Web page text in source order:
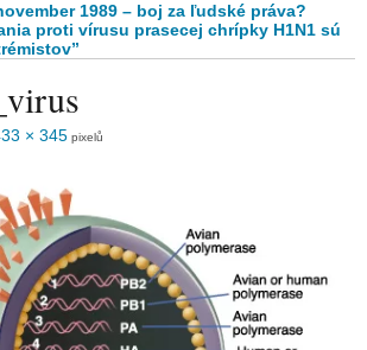
1989 – boj za ľudské práva?
proti vírusu prasecej chrípky H1N1 sú
× 345 pixelů